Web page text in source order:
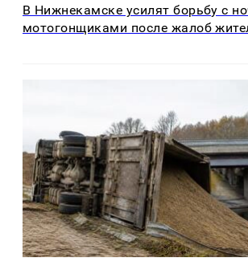
В Нижнекамске усилят борьбу с
мотогонщиками после жалоб